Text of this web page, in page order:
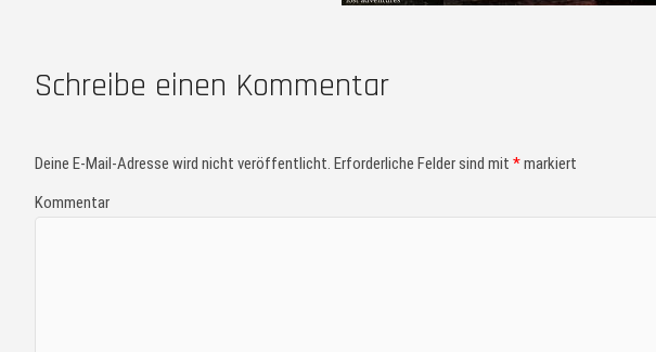
Schreibe einen Kommentar
Deine E-Mail-Adresse wird nicht veröffentlicht. Erforderliche Felder sind mit *markiert
Kommentar